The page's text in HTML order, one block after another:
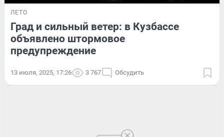
ЛЕТО
Град и сильный ветер: в Кузбассе
объявлено штормовое
предупреждение
13 июля, 2025, 17:26 3 767 Обсудить